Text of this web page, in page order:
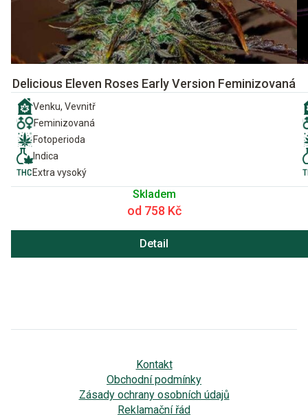
Delicious Eleven Roses Early Version Feminizovaná
Venku, Vevnitř
Feminizovaná
Fotoperioda
Indica
Extra vysoký
Skladem
od 758 Kč
Detail
Kontakt
Obchodní podmínky
Zásady ochrany osobních údajů
Reklamační řád